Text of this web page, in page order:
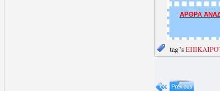
ΑΡΘΡΑ
tag"s